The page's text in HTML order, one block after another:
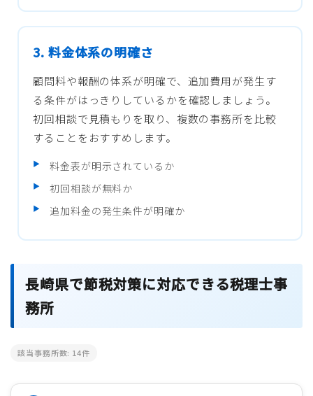
3. 料金体系の明確さ
顧問料や報酬の体系が明確で、追加費用が発生す
る条件がはっきりしているかを確認しましょう。
初回相談で見積もりを取り、複数の事務所を比較
することをおすすめします。
料金表が明示されているか
初回相談が無料か
追加料金の発生条件が明確か
長崎県で節税対策に対応できる税理士事
務所
該当事務所数: 14件